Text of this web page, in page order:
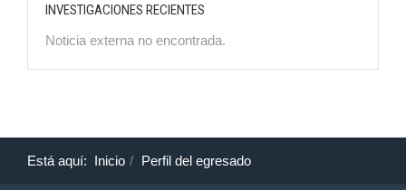
INVESTIGACIONES RECIENTES
Noticia externa no encontrada.
Está aquí: Inicio Perfil del egresado